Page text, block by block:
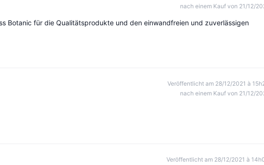
nach einem Kauf von 21/12/
Botanic für die Qualitätsprodukte und den einwandfreien und zuverlässigen
Veröffentlicht am 28/12/2021 à
nach einem Kauf von 21/12/
Veröffentlicht am 28/12/2021 à